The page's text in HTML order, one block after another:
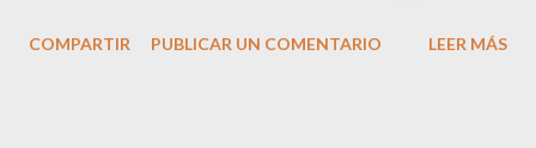
asalto clarísimo, presente, de tu persona sobre los paisajes que
COMPARTIR PUBLICAR UN COMENTARIO LEER MÁS